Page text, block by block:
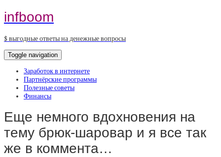
infboom
$ выгодные ответы на денежные вопросы
Toggle navigation
Заработок в интернете
Партнёрские программы
Полезные советы
Финансы
Еще немного вдохновения на
тему брюк-шаровар и я все так
же в коммента…